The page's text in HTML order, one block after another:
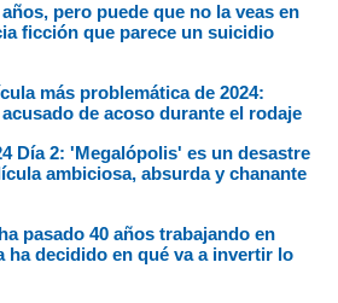
pero puede que no la veas en
ficción que parece un suicidio
más problemática de 2024:
de acoso durante el rodaje
Día 2: 'Megalópolis' es un desastre
ambiciosa, absurda y chanante
pasado 40 años trabajando en
ha decidido en qué va a invertir lo